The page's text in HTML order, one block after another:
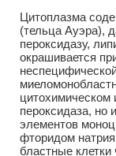
Цитоплазма
(тельца Ауэра),
пероксидазу,
окрашивается
цитохимическом
пероксидаза, но
элементов
фторидом
бластные клетки